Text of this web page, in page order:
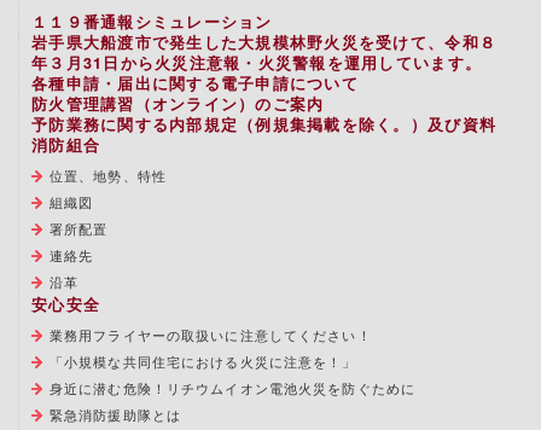
１１９番通報シミュレーション
岩手県大船渡市で発生した大規模林野火災を受けて、令和８
年３月31日から火災注意報・火災警報を運用しています。
各種申請・届出に関する電子申請について
防火管理講習（オンライン）のご案内
予防業務に関する内部規定（例規集掲載を除く。）及び資料
消防組合
位置、地勢、特性
組織図
署所配置
連絡先
沿革
安心安全
業務用フライヤーの取扱いに注意してください！
「小規模な共同住宅における火災に注意を！」
身近に潜む危険！リチウムイオン電池火災を防ぐために
緊急消防援助隊とは